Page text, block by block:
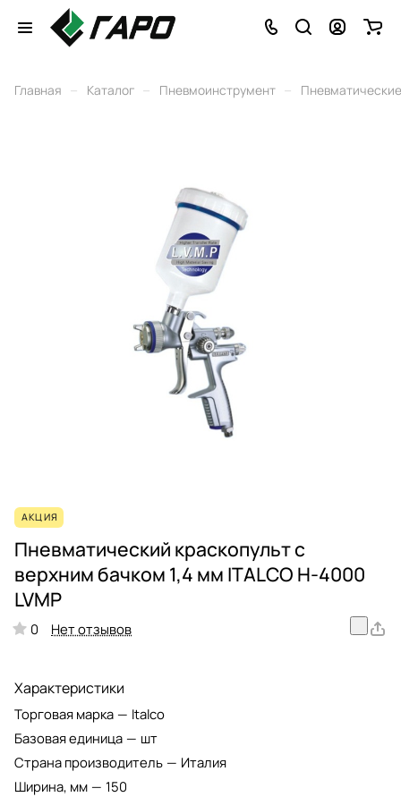
Главная – Каталог – Пневмоинструмент –
АКЦИЯ
Пневматический краскопульт с
верхним бачком 1,4 мм ITALCO H-4000
LVMP
0 Нет отзывов
Характеристики
Торговая марка — Italco
Базовая единица — шт
Страна производитель — Италия
Ширина, мм — 150